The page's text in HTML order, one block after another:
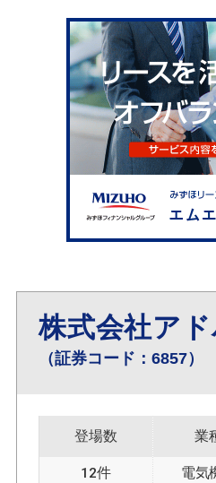
株式会社ア
（証券コード：6857）
登場数
12件
業
電気